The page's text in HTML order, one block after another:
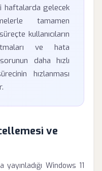
haftalarda gelecek
tamamen
kullanıcıların
ve hata
daha hızlı
hızlanması
ve
Windows 11